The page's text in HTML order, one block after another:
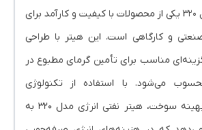
هیتر نفتی انرژی مدل ۳۲۰ یکی از محصولات با کیفیت و کارآمد برای
و کارگاهی است. این هیتر با طراحی
گزینه‌ای مناسب برای تأمین گرمای مطبوع در
می‌شود. با استفاده از تکنولوژی
پیشرفته و مصرف بهینه سوخت، هیتر نفتی انرژی مدل ۳۲۰ به